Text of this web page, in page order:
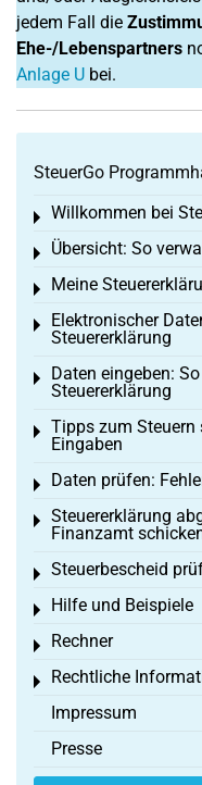
jedem Fall die
Ehe-/Lebenspartners
Anlage U bei.
SteuerGo
Willkommen bei
Toggle menu
Übersicht: So
Toggle menu
Meine
Toggle menu
Elektronischer
Steuererklärung
Toggle menu
Daten eingeben:
Steuererklärung
Toggle menu
Tipps zum Steuern
Eingaben
Toggle menu
Daten prüfen:
Toggle menu
Steuererklärung
Finanzamt
Toggle menu
Steuerbescheid
Toggle menu
Hilfe und Beispiele
Toggle menu
Rechner
Toggle menu
Rechtliche
Toggle menu
Impressum
Presse